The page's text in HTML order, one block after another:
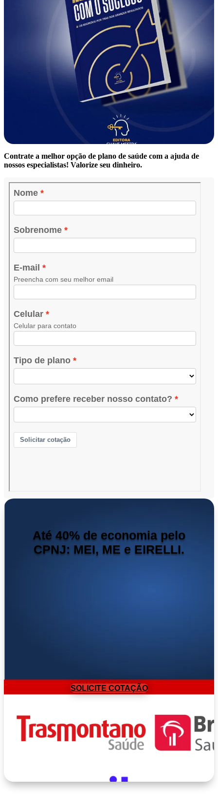
Contrate a melhor opção de plano de saúde com a ajuda de
nossos especialistas! Valorize seu dinheiro.
Até 40% de economia pelo
CPNJ: MEI, ME e EIRELLI.
SOLICITE COTAÇÃO